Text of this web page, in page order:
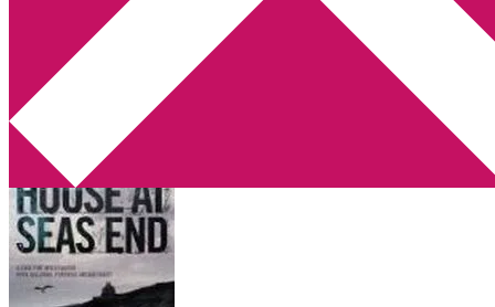
You are here:Home Archives for Review
Recension: The House at Sea´s End av
Elly Griffiths
2010-11-08 byAnnika